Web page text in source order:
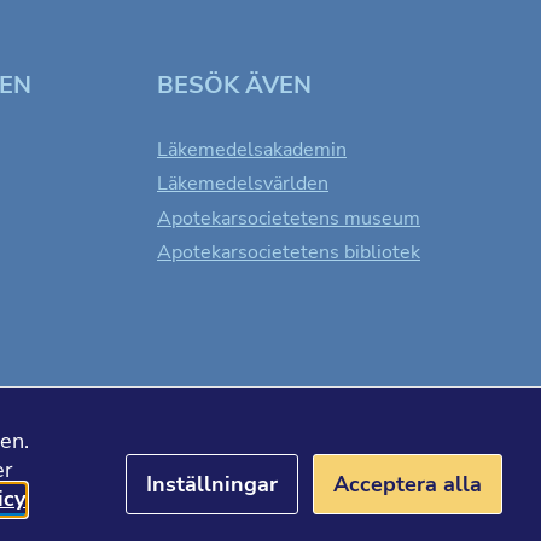
BESÖK ÄVEN
Läkemedelsakademin
Läkemedelsvärlden
Apotekarsocietetens museum
Apotekarsocietetens bibliotek
Inställningar Acceptera alla